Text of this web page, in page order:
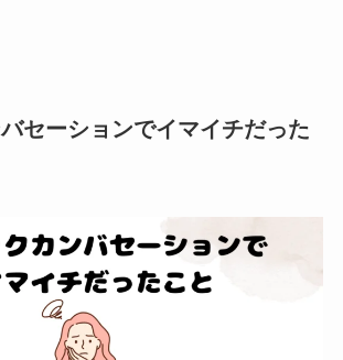
バセーションでイマイチだった